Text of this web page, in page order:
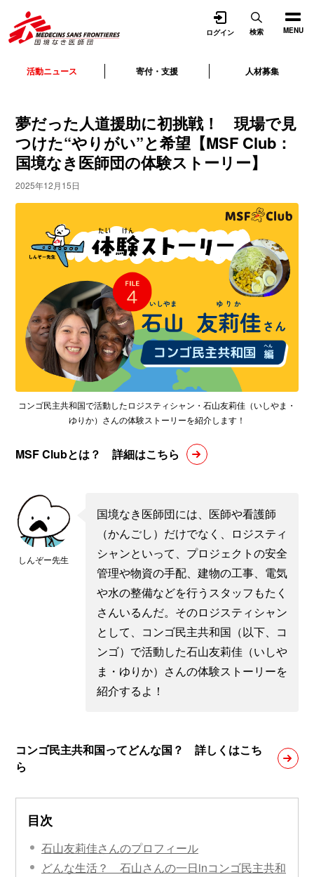
MENU
活動ニュース 寄付・支援 人材募集
ログイン 検索
夢だった人道援助に初挑戦！ 現場で見
つけた“やりがい”と希望【MSF Club：
国境なき医師団の体験ストーリー】
2025年12月15日
コンゴ民主共和国で活動したロジスティシャン・石山友莉佳（いしやま・
ゆりか）さんの体験ストーリーを紹介します！
MSF Clubとは？ 詳細はこちら
しんぞー先生
国境なき医師団には、医師や看護師
（かんごし）だけでなく、ロジスティ
シャンといって、プロジェクトの安全
管理や物資の手配、建物の工事、電気
や水の整備などを行うスタッフもたく
さんいるんだ。そのロジスティシャン
として、コンゴ民主共和国（以下、コ
ンゴ）で活動した石山友莉佳（いしや
ま・ゆりか）さんの体験ストーリーを
紹介するよ！
コンゴ民主共和国ってどんな国？ 詳しくはこち
ら
目次
石山友莉佳さんのプロフィール
どんな生活？ 石山さんの一日inコンゴ民主共和